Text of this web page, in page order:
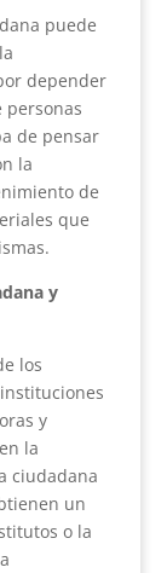
puede
depender
personas
de pensar
la
de
que
y
los
y
la
ciudadana
un
o la